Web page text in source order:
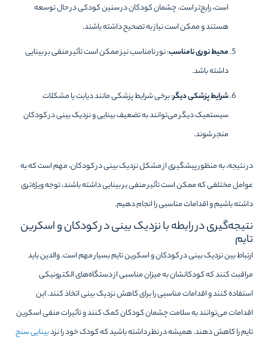
است، رایج‌تر است. چشمان کودکان در سنین کودکی در حال توسعه
هستند و ممکن است نیاز به تصحیح داشته باشند.
محیط نوری نامناسب: نور نامناسب نیز ممکن است تأثیر منفی بر بینایی
داشته باشد.
شرایط پزشکی دیگر: برخی شرایط پزشکی مانند دیابت یا مشکلات
سیستمیک دیگر می‌توانند به تضعیف بینایی و نزدیک بینی در کودکان
منجر شوند.
در نتیجه، به منظور پیشگیری از مشکل نزدیک بینی در کودکان، مهم است که به
عوامل مختلفی که ممکن است تأثیر منفی بر بینایی داشته باشند، توجه ویژه‌تری
داشته باشیم و اقدامات مناسبی را انجام دهیم.
نتیجه‌گیری در رابطه با نزدیک بینی در کودکان و اسکرین
تایم
ارتباط بین نزدیک بینی در کودکان و اسکرین تایم بسیار مهم است. والدین باید
مراقبت کنند که کودکانشان به میزان مناسبی از دستگاه‌های الکترونیکی
استفاده کنند و اقدامات مناسبی را برای کاهش نزدیک بینی اتخاذ کنند. این
اقدامات می‌توانند به سلامت چشمان کودکان کمک کنند و تأثیرات منفی اسکرین
تایم را کاهش دهند. همیشه در نظر داشته باشید که کودک خود را نزدبینایی سنج